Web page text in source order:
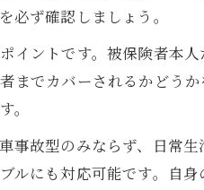
必ず確認しましょう。
イントです。被保険者本
までカバーされるかどう
。
事故型のみならず、日常
ルにも対応可能です。自